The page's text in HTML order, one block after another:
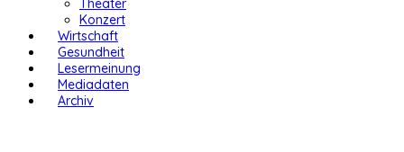
Theater
Konzert
Wirtschaft
Gesundheit
Lesermeinung
Mediadaten
Archiv